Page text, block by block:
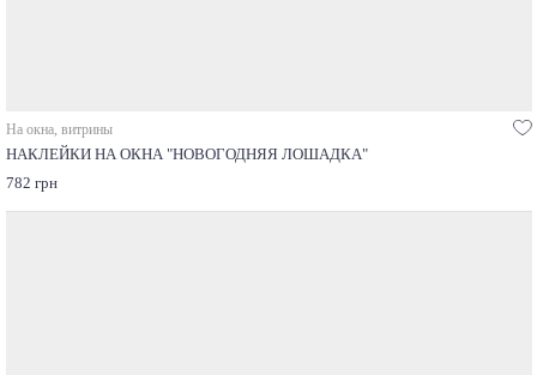
На окна, витрины
НАКЛЕЙКИ НА ОКНА "НОВОГОДНЯЯ ЛОШАДКА"
782 грн